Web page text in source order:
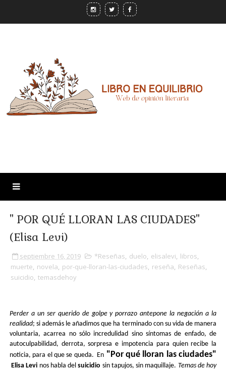
" POR QUÉ LLORAN LAS CIUDADES"
(Elisa Levi)
septiembre 16, 2019 *Reseñas, duelo, elisalevi, libros,
muerte, novela, por-que-lloran-las-ciudades, reseña, Reseñas,
suicidio, temasdehoy
Perder a un ser querido de golpe y porrazo antepone la negación a la
realidad; si además le añadimos que ha terminado con su vida de manera
voluntaria, acarrea no sólo incredulidad sino síntomas de enfado, de
autoculpabilidad, derrota, sorpresa e impotencia para quien recibe la
noticia, para el que se queda.  En "Por qué lloran las ciudades"
Elisa Levi nos habla del suicidio sin tapujos, sin maquillaje. Temas de hoy